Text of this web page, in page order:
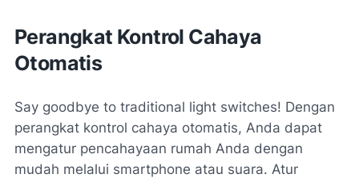
Perangkat Kontrol Cahaya
Otomatis
Say goodbye to traditional light switches! Dengan
perangkat kontrol cahaya otomatis, Anda dapat
mengatur pencahayaan rumah Anda dengan
mudah melalui smartphone atau suara. Atur